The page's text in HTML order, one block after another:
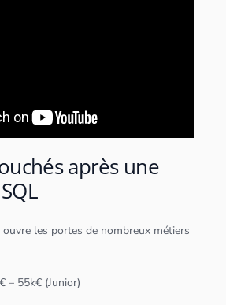
après une
ouvre les portes de nombreux métiers
– 55k€ (Junior)